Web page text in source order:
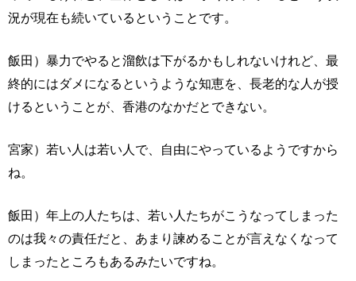
況が現在も続いているということです。
飯田）暴力でやると溜飲は下がるかもしれないけれど、最
終的にはダメになるというような知恵を、長老的な人が授
けるということが、香港のなかだとできない。
宮家）若い人は若い人で、自由にやっているようですから
ね。
飯田）年上の人たちは、若い人たちがこうなってしまった
のは我々の責任だと、あまり諫めることが言えなくなって
しまったところもあるみたいですね。